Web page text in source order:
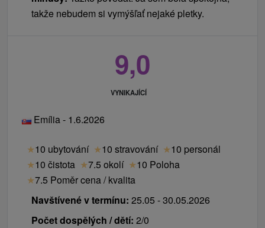
takže nebudem si vymýšľať nejaké pletky.
9,0
VYNIKAJÍCÍ
Emília - 1.6.2026
★10 ubytování ★10 stravování ★10 personál
★10 čistota ★7.5 okolí ★10 Poloha
★7.5 Poměr cena / kvalita
Navštívené v termínu: 25.05 - 30.05.2026
Počet dospělých / dětí: 2/0